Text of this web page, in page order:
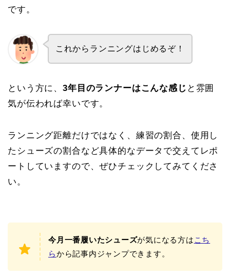
です。
これからランニングはじめるぞ！
という方に、3年目のランナーはこんな感じ と雰囲
気が伝われば幸いです。
ランニング距離だけではなく、練習の割合、使用し
たシューズの割合など具体的なデータで交えてレポ
ートしていますので、ぜひチェックしてみてくださ
い。
今月一番履いたシューズが気になる方は こち
らから記事内ジャンプできます。